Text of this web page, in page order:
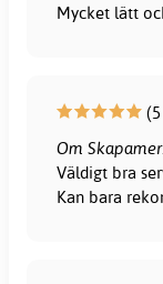
Mycket lätt
Om
Väldigt bra
Kan bara